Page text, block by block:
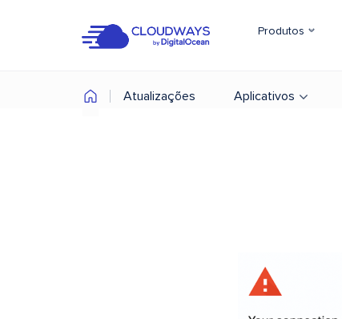
Produtos
Atualizações Aplicativos